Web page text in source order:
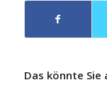
Das könnte Sie